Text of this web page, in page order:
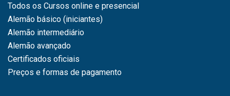
Todos os Cursos online e presencial
Alemão básico (iniciantes)
Alemão intermediário
Alemão avançado
Certificados oficiais
Preços e formas de pagamento